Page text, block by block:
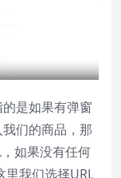
是如果有弹窗
们的商品，那
如果没有任何
里我们选择URL